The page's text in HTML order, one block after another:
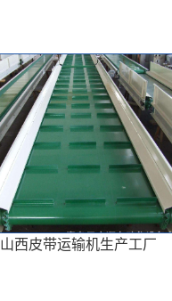
山西皮带运输机生产工厂